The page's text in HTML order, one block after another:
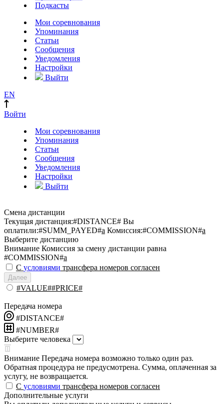
Подкасты
Мои соревнования
Упоминания
Статьи
Сообщения
Уведомления
Настройки
Выйти
EN
Войти
Мои соревнования
Упоминания
Статьи
Сообщения
Уведомления
Настройки
Выйти
Смена дистанции
Текущая дистанция:#DISTANCE# Вы
оплатили:#SUMM_PAYED#a Комиссия:#COMMISSION#a
Выберите дистанцию
Внимание Комиссия за смену дистанции равна
#COMMISSION#a
С условиями трансфера номеров согласен
Далее
#VALUE##PRICE#
Передача номера
#DISTANCE#
#NUMBER#
Выберите человека
Внимание Передача номера возможно только один раз.
Обратная процедура не предусмотрена. Сумма, оплаченная за
услугу, не возвращается.
С условиями трансфера номеров согласен
Дополнительные услуги